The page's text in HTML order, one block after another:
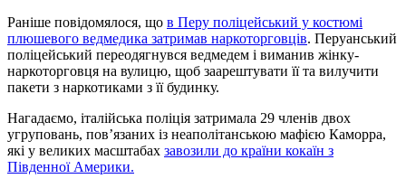
Раніше повідомялося, що в Перу поліцейський у костюмі
плюшевого ведмедика затримав наркоторговців. Перуанський
поліцейський переодягнувся ведмедем і виманив жінку-
наркоторговця на вулицю, щоб заарештувати її та вилучити
пакети з наркотиками з її будинку.
Нагадаємо, італійська поліція затримала 29 членів двох
угруповань, пов’язаних із неаполітанською мафією Каморра,
які у великих масштабах завозили до країни кокаїн з
Південної Америки.